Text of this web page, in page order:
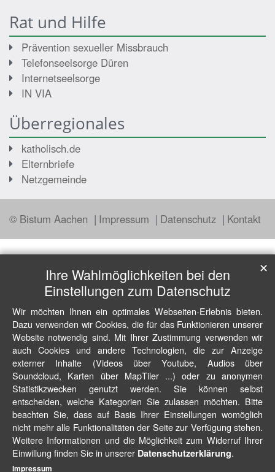
Rat und Hilfe
Prävention sexueller Missbrauch
Telefonseelsorge Düren
Internetseelsorge
IN VIA
Überregionales
katholisch.de
Elternbriefe
Netzgemeinde
© Bistum Aachen Impressum Datenschutz Kontakt
Ihre Wahlmöglichkeiten bei den
Einstellungen zum Datenschutz
Wir möchten Ihnen ein optimales Webseiten-Erlebnis bieten.
Dazu verwenden wir Cookies, die für das Funktionieren unserer
Website notwendig sind. Mit Ihrer Zustimmung verwenden wir
auch Cookies und andere Technologien, die zur Anzeige
externer Inhalte (Videos über Youtube, Audios über
Soundcloud, Karten über MapTiler ...) oder zu anonymen
Statistikzwecken genutzt werden. Sie können selbst
entscheiden, welche Kategorien Sie zulassen möchten. Bitte
beachten Sie, dass auf Basis Ihrer Einstellungen womöglich
nicht mehr alle Funktionalitäten der Seite zur Verfügung stehen.
Weitere Informationen und die Möglichkeit zum Widerruf Ihrer
Einwillung finden Sie in unserer Datenschutzerklärung.
✕
Impressum